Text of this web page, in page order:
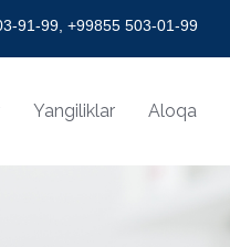
91-99, +99855 503-01-99
Yangiliklar Aloqa